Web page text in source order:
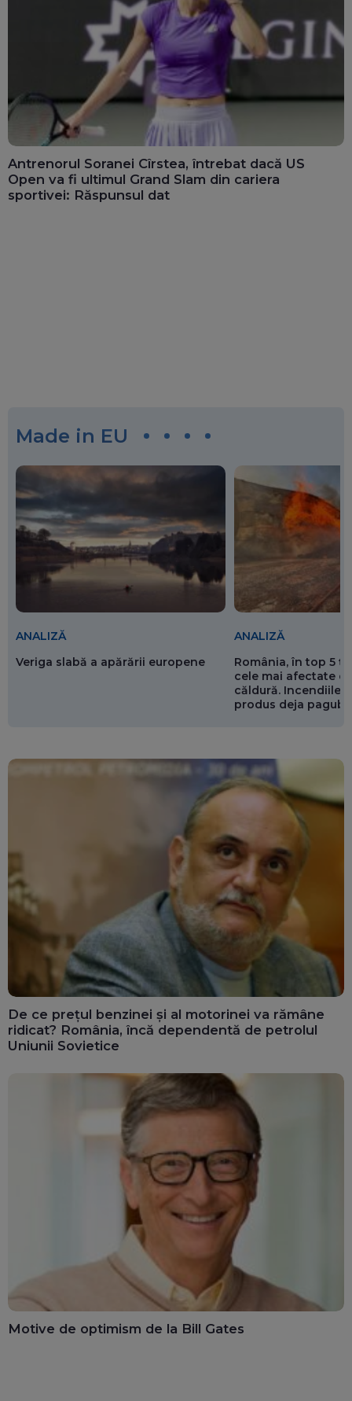
Antrenorul Soranei Cîrstea, întrebat dacă US
Open va fi ultimul Grand Slam din cariera
sportivei: Răspunsul dat
Made in EU
ANALIZĂ
Veriga slabă a apărării europene
ANALIZĂ
România, în top 5
cele mai afectate
căldură. Incendiile
produs deja
De ce prețul benzinei și al motorinei va rămâne
ridicat? România, încă dependentă de petrolul
Uniunii Sovietice
Motive de optimism de la Bill Gates